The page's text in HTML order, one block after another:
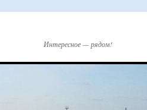
Интересное — рядом!